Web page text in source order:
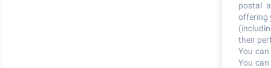
postal
offering
their
You
You